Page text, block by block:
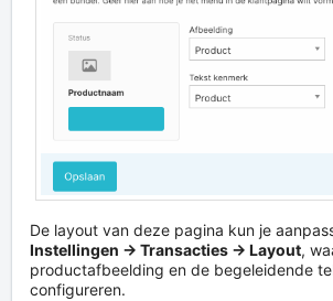
De layout van deze pagina kun je
Instellingen → Transacties → Layout,
productafbeelding en de begeleidende
configureren.